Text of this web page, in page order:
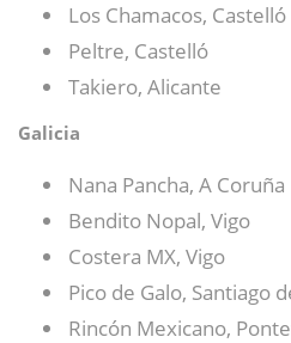
Los Chamacos, Castelló
Peltre, Castelló
Takiero, Alicante
Galicia
Nana Pancha, A Coruña
Bendito Nopal, Vigo
Costera MX, Vigo
Pico de Galo, Santiago
Rincón Mexicano,